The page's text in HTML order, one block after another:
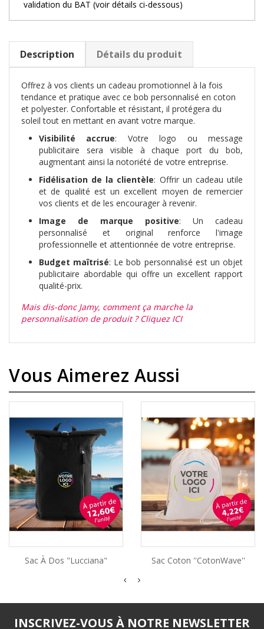
validation du BAT (voir détails ci-dessous)
Description Détails du produit
Offrez à vos clients un cadeau promotionnel à la fois
tendance et pratique avec ce bob personnalisé en coton
et polyester. Confortable et résistant, il protégera du
soleil tout en mettant en avant votre marque.
Visibilité accrue: Votre logo ou message
publicitaire sera visible à chaque port du bob,
augmentant ainsi la notoriété de votre entreprise.
Fidélisation de la clientèle: Offrir un cadeau utile
et de qualité est un excellent moyen de remercier
vos clients et de les encourager à revenir.
Image de marque positive: Un cadeau
personnalisé et original renforce l'image
professionnelle et attentionnée de votre entreprise.
Budget maîtrisé: Le bob personnalisé est un objet
publicitaire abordable qui offre un excellent rapport
qualité-prix.
Mais dis-donc Jamy, comment ça marche la
personnalisation de produit ? Cliquez ICI
Vous Aimerez Aussi
Sac À Dos "Lucciana" Sac Coton ''CotonWave''
INSCRIVEZ-VOUS À NOTRE NEWSLETTER